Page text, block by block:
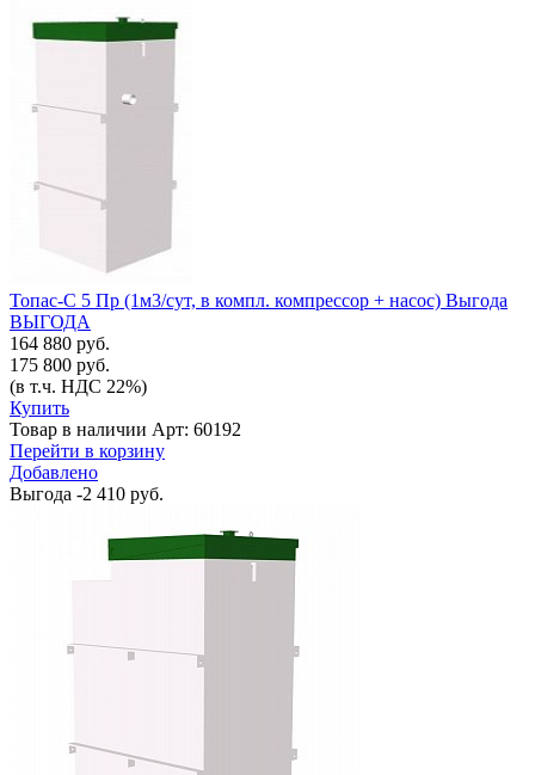
Топас-С 5 Пр (1м3/сут, в компл. компрессор + насос) Выгода
ВЫГОДА
164 880 руб.
175 800 руб.
(в т.ч. НДС 22%)
Купить
Товар в наличии Арт: 60192
Перейти в корзину
Добавлено
Выгода -2 410 руб.